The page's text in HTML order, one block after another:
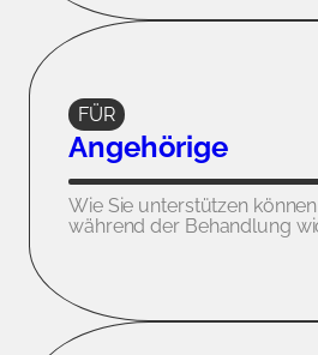
FÜR
Angehörige
Wie Sie unterstützen
während der Behandlung